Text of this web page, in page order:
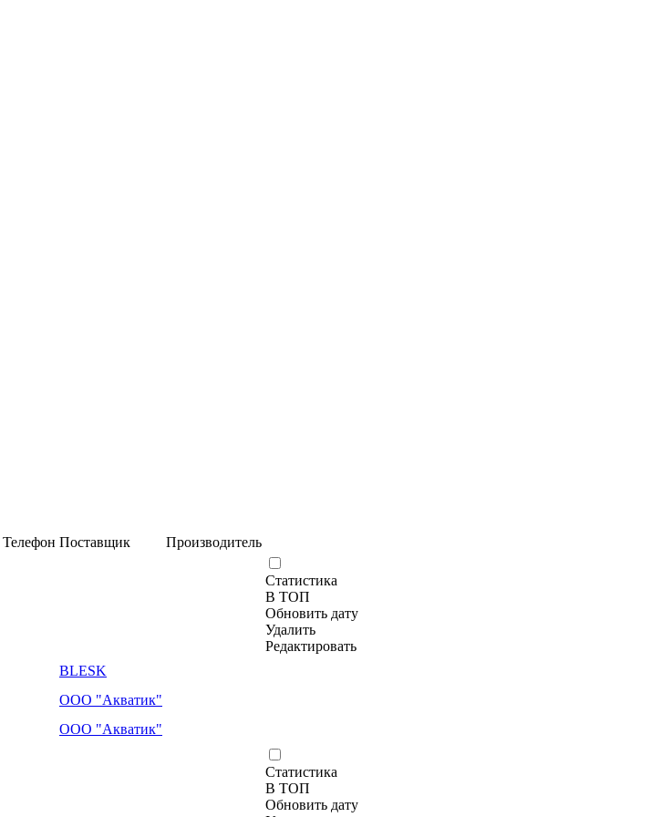
Телефон Поставщик Производитель
Статистика
В ТОП
Обновить дату
Удалить
Редактировать
BLESK
ООО "Акватик"
ООО "Акватик"
Статистика
В ТОП
Обновить дату